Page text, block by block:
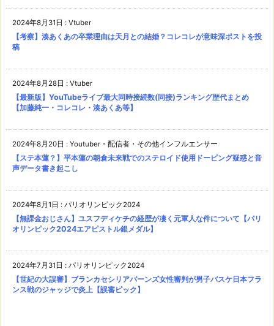
2024年8月31日 : Vtuber
【考察】湊あくあの卒業理由は天月との結婚？コレコレが意味深ポストを投
稿
2024年8月28日 : Vtuber
【最新版】YouTubeライブ最大同時接続数(同接)ランキング歴代まとめ
【加藤純一・コレコレ・湊あくあ等】
2024年8月20日 : Youtuber・配信者・その他インフルエンサー
【ステ本蓮？】平本蓮の朝倉未来戦でのステロイド使用ドーピング疑惑と音
声データ書き起こし
2024年8月1日 : パリオリンピック2024
【無課金おじさん】ユスフディケチの経歴が凄く元軍人な件について【パリ
オリンピック2024エアピストル銀メダル】
2024年7月31日 : パリオリンピック2024
【世紀の大誤審】ブランカセシリアバーンズ女性審判が男子バスケ日本フラ
ンス戦のジャッジで炎上【誤審ピック】